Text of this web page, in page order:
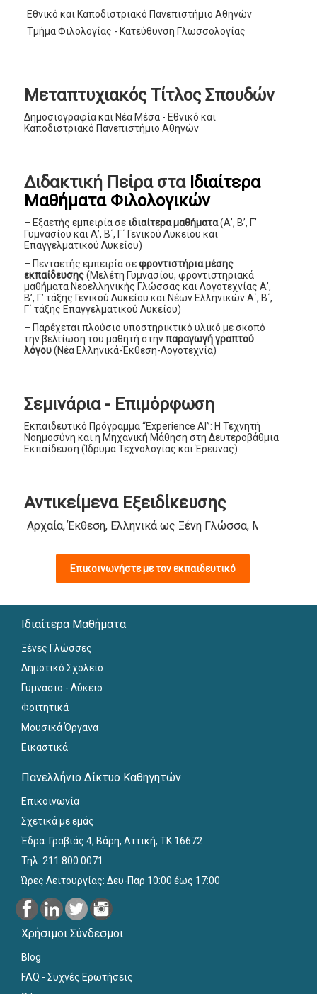
Εθνικό και Καποδιστριακό Πανεπιστήμιο Αθηνών
Τμήμα Φιλολογίας - Κατεύθυνση Γλωσσολογίας
Μεταπτυχιακός Τίτλος Σπουδών
Δημοσιογραφία και Νέα Μέσα - Εθνικό και
Καποδιστριακό Πανεπιστήμιο Αθηνών
Διδακτική Πείρα στα Ιδιαίτερα
Μαθήματα Φιλολογικών
– Eξαετής εμπειρία σε ιδιαίτερα μαθήματα(Α’, Β’, Γ’
Γυμνασίου και Α’, Β΄, Γ΄ Γενικού Λυκείου και
Επαγγελματικού Λυκείου)
– Πενταετής εμπειρία σεφροντιστήρια μέσης
εκπαίδευσης(Μελέτη Γυμνασίου, φροντιστηριακά
μαθήματα Νεοελληνικής Γλώσσας και Λογοτεχνίας Α’,
Β’, Γ’ τάξης Γενικού Λυκείου και Νέων Ελληνικών Α΄, Β΄,
Γ΄ τάξης Επαγγελματικού Λυκείου)
– Παρέχεται πλούσιο υποστηρικτικό υλικό με σκοπό
την βελτίωση του μαθητή στηνπαραγωγή γραπτού
λόγου(Νέα Ελληνικά-Έκθεση-Λογοτεχνία)
Σεμινάρια - Επιμόρφωση
Εκπαιδευτικό Πρόγραμμα “Experience AI”: Η Τεχνητή
Νοημοσύνη και η Μηχανική Μάθηση στη Δευτεροβάθμια
Εκπαίδευση (Ίδρυμα Τεχνολογίας και Έρευνας)
Αντικείμενα Εξειδίκευσης
Αρχαία, Έκθεση, Ελληνικά ως Ξένη Γλώσσα, Μαθήματα
Επικοινωνήστε με τον εκπαιδευτικό
Ιδιαίτερα Μαθήματα
Ξένες Γλώσσες
Δημοτικό Σχολείο
Γυμνάσιο - Λύκειο
Φοιτητικά
Μουσικά Όργανα
Εικαστικά
Πανελλήνιο Δίκτυο Καθηγητών
Επικοινωνία
Σχετικά με εμάς
Έδρα: Γραβιάς 4, Βάρη, Αττική, ΤΚ 16672
Τηλ: 211 800 0071
Ώρες Λειτουργίας: Δευ-Παρ 10:00 έως 17:00
Χρήσιμοι Σύνδεσμοι
Blog
FAQ - Συχνές Ερωτήσεις